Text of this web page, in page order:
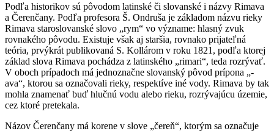
Podľa historikov sú pôvodom latinské či slovanské i názvy Rimava
a Čerenčany. Podľa profesora Š. Ondruša je základom názvu rieky
Rimava staroslovanské slovo „rym“ vo význame: hlasný zvuk
rovnakého pôvodu. Existuje však aj staršia, rovnako prijateľná
teória, prvýkrát publikovaná S. Kollárom v roku 1821, podľa ktorej
základ slova Rimava pochádza z latinského „rimari“, teda rozrývať.
V oboch prípadoch má jednoznačne slovanský pôvod prípona „-
ava“, ktorou sa označovali rieky, respektíve iné vody. Rimava by tak
mohla znamenať buď hlučnú vodu alebo rieku, rozrývajúcu územie,
cez ktoré pretekala.
Názov Čerenčany má korene v slove „čereň“, ktorým sa označuje